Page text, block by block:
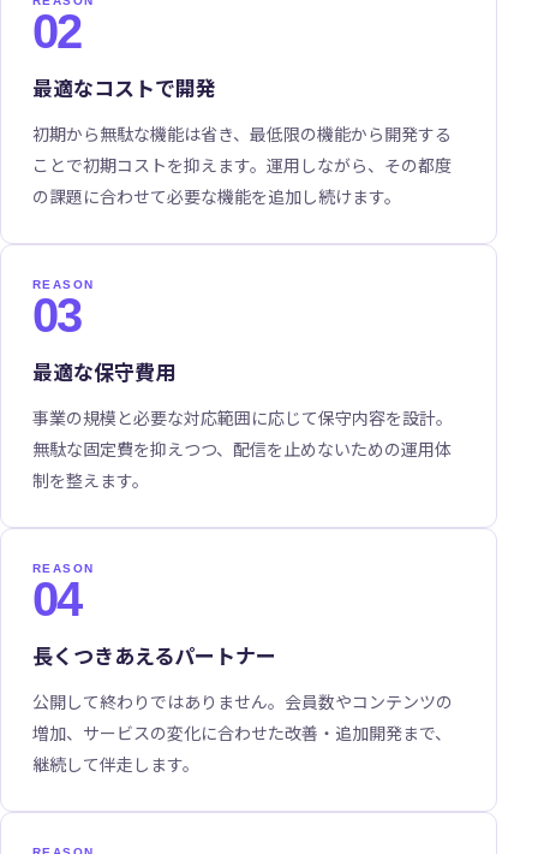
02
最適なコストで開発
初期から無駄な機能は省き、最低限の機能から開発する
ことで初期コストを抑えます。運用しながら、その都度
の課題に合わせて必要な機能を追加し続けます。
03
最適な保守費用
事業の規模と必要な対応範囲に応じて保守内容を設計。
無駄な固定費を抑えつつ、配信を止めないための運用体
制を整えます。
04
長くつきあえるパートナー
公開して終わりではありません。会員数やコンテンツの
増加、サービスの変化に合わせた改善・追加開発まで、
継続して伴走します。